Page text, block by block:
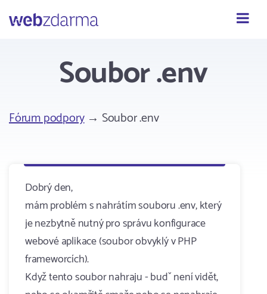
Webzdarma
Soubor .env
Fórum podpory→ Soubor .env
Dobrý den,
mám problém s nahrátím souboru .env, který
je nezbytně nutný pro správu konfigurace
webové aplikace (soubor obvyklý v PHP
frameworcích).
Když tento soubor nahraju - budˇ není vidět,